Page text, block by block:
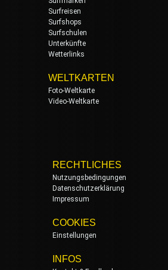
Surfreisen
Surfshops
Surfschulen
Unterkünfte
Wetterlinks
WELTKARTEN
Foto-Weltkarte
Video-Weltkarte
RECHTLICHES
Nutzungsbedingungen
Datenschutzerklärung
Impressum
COOKIES
Einstellungen
INFOS